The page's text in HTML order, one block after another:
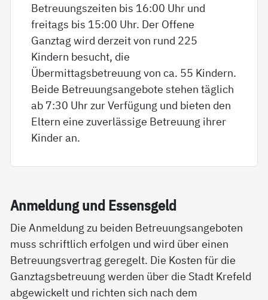
Betreuungszeiten bis 16:00 Uhr und
freitags bis 15:00 Uhr. Der Offene
Ganztag wird derzeit von rund 225
Kindern besucht, die
Übermittagsbetreuung von ca. 55 Kindern.
Beide Betreuungsangebote stehen täglich
ab 7:30 Uhr zur Verfügung und bieten den
Eltern eine zuverlässige Betreuung ihrer
Kinder an.
An­mel­dung und Es­sens­geld
Die Anmeldung zu beiden Betreuungsangeboten
muss schriftlich erfolgen und wird über einen
Betreuungsvertrag geregelt. Die Kosten für die
Ganztagsbetreuung werden über die Stadt Krefeld
abgewickelt und richten sich nach dem